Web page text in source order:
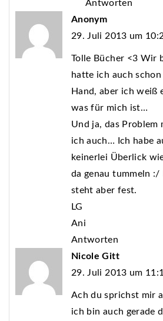
Antworten
Anonym
29. Juli 2013 um
Tolle Bücher <3 Wir
hatte ich auch
Hand, aber ich weiß
was für mich ist…
Und ja, das Problem
ich auch… Ich habe
keinerlei Überlick
da genau tummeln :/
steht aber fest.
LG
Ani
Antworten
Nicole Gitt
29. Juli 2013 um
Ach du sprichst mir
ich bin auch gerade